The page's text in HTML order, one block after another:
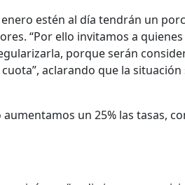
estén al día tendrán un
“Por ello invitamos a
porque serán
aclarando que la situación
un 25% las tasas,